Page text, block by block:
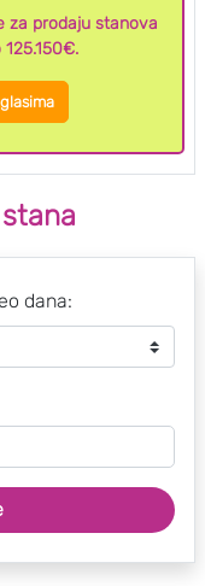
za prodaju stanova
dana: